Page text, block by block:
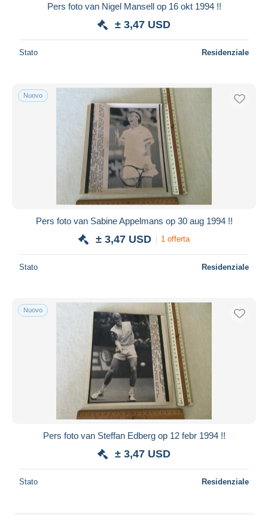
Pers foto van Nigel Mansell op 16 okt 1994 !!
± 3,47 USD
Stato Residenziale
Nuovo
Pers foto van Sabine Appelmans op 30 aug 1994 !!
± 3,47 USD 1 offerta
Stato Residenziale
Nuovo
Pers foto van Steffan Edberg op 12 febr 1994 !!
± 3,47 USD
Stato Residenziale